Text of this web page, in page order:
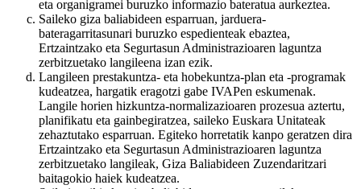
eta organigramei buruzko informazio bateratua aurkeztea.
Saileko giza baliabideen esparruan, jarduera-
bateragarritasunari buruzko espedienteak ebaztea,
Ertzaintzako eta Segurtasun Administrazioaren laguntza
zerbitzuetako langileena izan ezik.
Langileen prestakuntza- eta hobekuntza-plan eta -programak
kudeatzea, hargatik eragotzi gabe IVAPen eskumenak.
Langile horien hizkuntza-normalizazioaren prozesua aztertu,
planifikatu eta gainbegiratzea, saileko Euskara Unitateak
zehaztutako esparruan. Egiteko horretatik kanpo geratzen dira
Ertzaintzako eta Segurtasun Administrazioaren laguntza
zerbitzuetako langileak, Giza Baliabideen Zuzendaritzari
baitagokio haiek kudeatzea.